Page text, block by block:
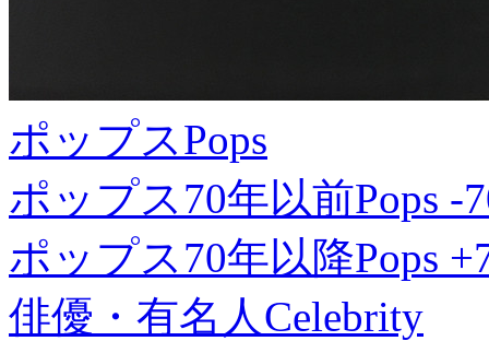
ポップスPops
ポップス70年以前Pops -
ポップス70年以降Pops
俳優・有名人Celebrity